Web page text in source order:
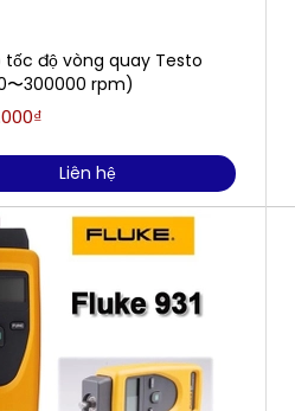
tốc độ vòng quay Testo
〜300000 rpm)
Liên hệ